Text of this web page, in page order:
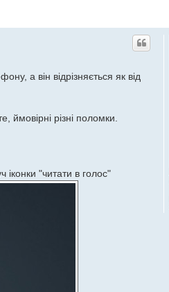
а він відрізняється як від
ймовірні різні поломки.
іконки "читати в голос"